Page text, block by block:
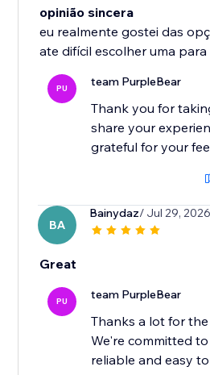
opinião sincera
eu realmente gostei das
ate difícil escolher uma para
PU team PurpleBear
Thank you for
share your
grateful for your
BA
Bainydaz/ Jul 29, 2026
Great
PU team PurpleBear
Thanks a lot for
We're committed
reliable and easy to